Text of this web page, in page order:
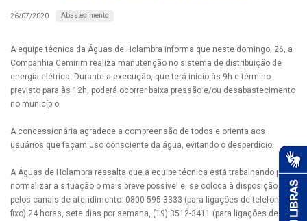
26/07/2020 Abastecimento
A equipe técnica da Águas de Holambra informa que neste domingo, 26, a
Companhia Cemirim realiza manutenção no sistema de distribuição de
energia elétrica. Durante a execução, que terá início às 9h e término
previsto para às 12h, poderá ocorrer baixa pressão e/ou desabastecimento
no município.
A concessionária agradece a compreensão de todos e orienta aos
usuários que façam uso consciente da água, evitando o desperdício.
A Águas de Holambra ressalta que a equipe técnica está trabalhando para
normalizar a situação o mais breve possível e, se coloca à disposição
pelos canais de atendimento: 0800 595 3333 (para ligações de telefones
fixo) 24 horas, sete dias por semana, (19) 3512-3411 (para ligações de